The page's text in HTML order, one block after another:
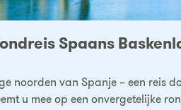
Spaans
noorden van Spanje – een reis
u mee op een onvergetelijke